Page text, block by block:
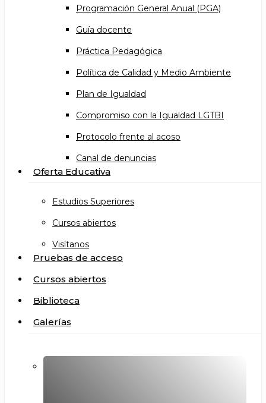
Programación General Anual (PGA)
Guía docente
Práctica Pedagógica
Política de Calidad y Medio Ambiente
Plan de Igualdad
Compromiso con la Igualdad LGTBI
Protocolo frente al acoso
Canal de denuncias
Oferta Educativa
Estudios Superiores
Cursos abiertos
Visítanos
Pruebas de acceso
Cursos abiertos
Biblioteca
Galerías